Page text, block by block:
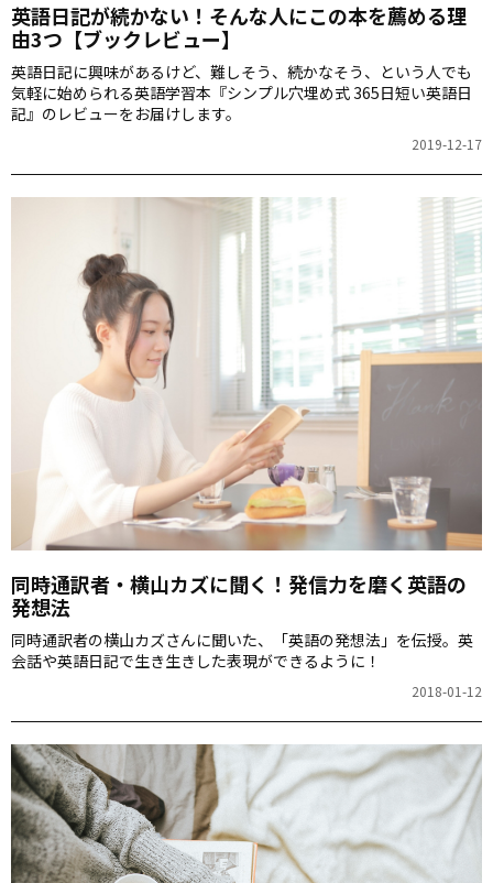
英語日記が続かない！そんな人にこの本を薦める理
由3つ【ブックレビュー】
英語日記に興味があるけど、難しそう、続かなそう、という人でも
気軽に始められる英語学習本『シンプル穴埋め式 365日短い英語日
記』のレビューをお届けします。
2019-12-17
同時通訳者・横山カズに聞く！発信力を磨く英語の
発想法
同時通訳者の横山カズさんに聞いた、「英語の発想法」を伝授。英
会話や英語日記で生き生きした表現ができるように！
2018-01-12